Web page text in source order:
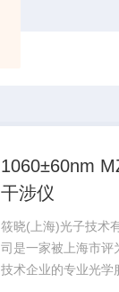
1060±60nm
干涉仪
筱晓(上海)光子技术
司是一家被上海市评
技术企业的专业光学